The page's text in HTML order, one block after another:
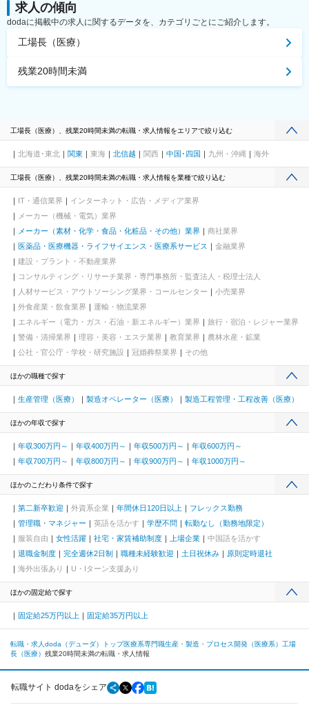
求人の傾向
dodaに掲載中の求人に関するデータを、カテゴリごとにご紹介します。
工場長（医療）
残業20時間未満
工場長（医療）、残業20時間未満の転職・求人情報をエリアで絞り込む
北海道･東北 関東 東海 北信越 関西 中国･四国 九州・沖縄 海外
工場長（医療）、残業20時間未満の転職・求人情報を業種で絞り込む
IT・通信業界
インターネット・広告・メディア業界
メーカー（機械・電気）業界
メーカー（素材・化学・食品・化粧品・その他）業界
商社業界
医薬品・医療機器・ライフサイエンス・医療系サービス
金融業界
建設・プラント・不動産業界
コンサルティング・リサーチ業界・専門事務所・監査法人・税理士法人
人材サービス・アウトソーシング業界・コールセンター
小売業界
外食産業・飲食業界
運輸・物流業界
エネルギー（電力・ガス・石油・新エネルギー）業界
旅行・宿泊・レジャー業界
警備・清掃業界
理容・美容・エステ業界 教育業界
農林水産・鉱業
公社・官公庁・学校・研究施設
冠婚葬祭業界 その他
ほかの職種で探す
生産管理（医療） 製造オペレーター（医療） 製造工程管理・工程改善（医療）
ほかの年収で探す
年収300万円～ 年収400万円～ 年収500万円～
年収600万円～
年収700万円～
年収800万円～ 年収900万円～ 年収1000万円～
ほかのこだわり条件で探す
第二新卒歓迎 外資系企業 年間休日120日以上
フレックス勤務
管理職・マネジャー
英語を活かす 学歴不問
転勤なし（勤務地限定）
服装自由
女性活躍 社宅・家賃補助制度 上場企業
中国語を活かす
退職金制度
完全週休2日制 職種未経験歓迎 土日祝休み
原則定時退社
海外出張あり
U・Iターン支援あり
ほかの固定給で探す
固定給25万円以上 固定給35万円以上
転職・求人doda（デューダ）トップ医療系専門職生産・製造・プロセス開発（医療系） 工場
長（医療） 残業20時間未満の転職・求人情報
転職サイト dodaをシェア